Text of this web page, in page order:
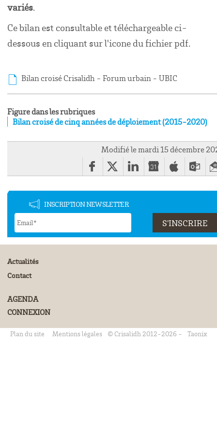
variés.
Ce bilan est consultable et téléchargeable ci-
dessous en cliquant sur l'icone du fichier pdf.
Bilan croisé Crisalidh - Forum urbain - UBIC
Figure dans les rubriques
Bilan croisé de cinq années de déploiement (2015-2020)
Modifié le mardi 15 décembre
INSCRIPTION NEWSLETTER
Actualités
Contact
AGENDA
CONNEXION
Plan du site Mentions légales © Crisalidh 2012-2026 - Taonix